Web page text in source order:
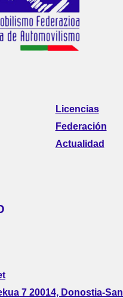
Licencias
Federación
Actualidad
7 20014, Donostia-San